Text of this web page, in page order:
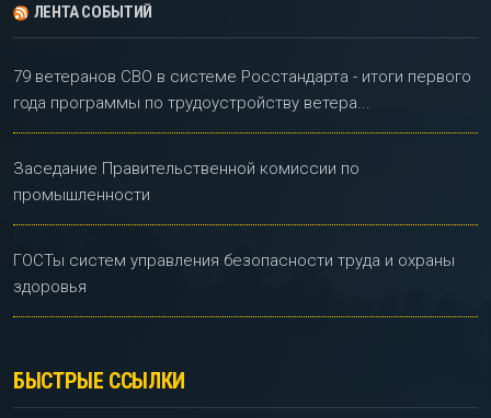
ЛЕНТА СОБЫТИЙ
79 ветеранов СВО в системе Росстандарта - итоги первого
года программы по трудоустройству ветера...
Заседание Правительственной комиссии по
промышленности
ГОСТы систем управления безопасности труда и охраны
здоровья
БЫСТРЫЕ ССЫЛКИ